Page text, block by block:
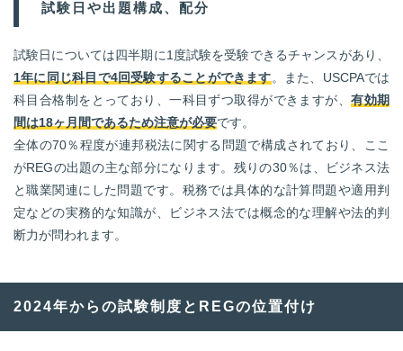
試験日や出題構成、配分
試験日については四半期に1度試験を受験できるチャンスがあり、
1年に同じ科目で4回受験することができます。また、USCPAでは
科目合格制をとっており、一科目ずつ取得ができますが、有効期
間は18ヶ月間であるため注意が必要です。
全体の70％程度が連邦税法に関する問題で構成されており、ここ
がREGの出題の主な部分になります。残りの30％は、ビジネス法
と職業関連にした問題です。税務では具体的な計算問題や適用判
定などの実務的な知識が、ビジネス法では概念的な理解や法的判
断力が問われます。
2024年からの試験制度とREGの位置付け